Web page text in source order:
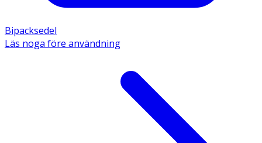
Bipacksedel
Läs noga före användning